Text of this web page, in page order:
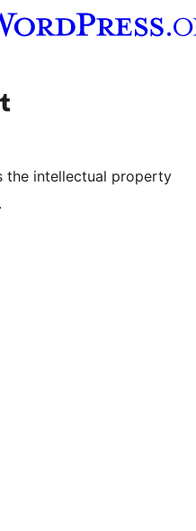
edin
Tumblr hesabımızı ziyaret edin
the intellectual property